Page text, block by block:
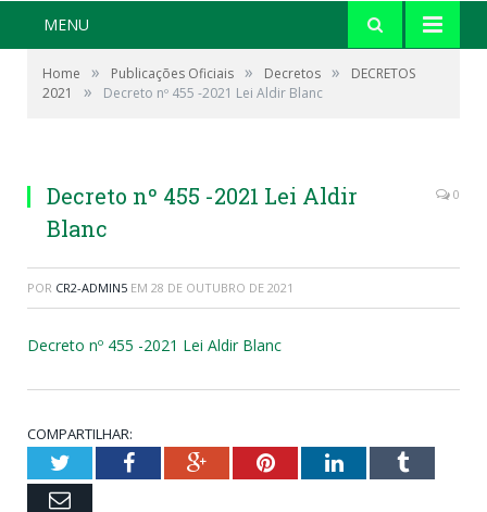
MENU
Home » Publicações Oficiais » Decretos »
DECRETOS
2021
» Decreto nº 455 -2021 Lei Aldir Blanc
Decreto nº 455 -2021 Lei Aldir
Blanc
0
POR CR2-ADMIN5 EM 28 DE OUTUBRO DE 2021
Decreto nº 455 -2021 Lei Aldir Blanc
COMPARTILHAR:
TwitterFacebookGoogle+PinterestLinkedInTumblr
Email